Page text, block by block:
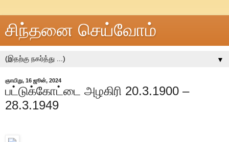
சிந்தனை செய்வோம்
▼
ஞாயிறு, 16 ஜூன், 2024
பட்டுக்கோட்டை அழகிரி 20.3.1900 –
28.3.1949